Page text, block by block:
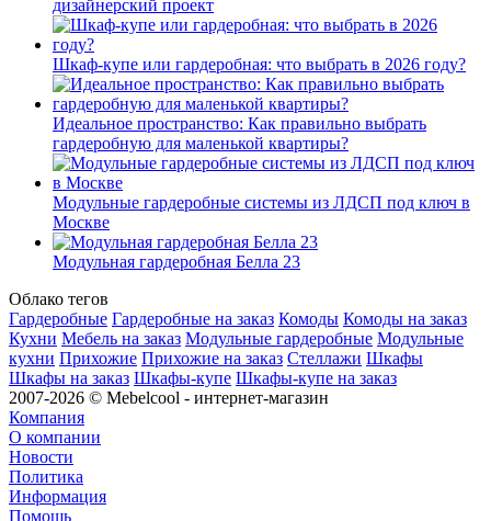
дизайнерский проект
Шкаф-купе или гардеробная: что выбрать в 2026 году?
Идеальное пространство: Как правильно выбрать
гардеробную для маленькой квартиры?
Модульные гардеробные системы из ЛДСП под ключ в
Москве
Модульная гардеробная Белла 23
Облако тегов
Гардеробные Гардеробные на заказ Комоды Комоды на заказ
Кухни Мебель на заказ Модульные гардеробные Модульные
кухни Прихожие Прихожие на заказ Стеллажи Шкафы
Шкафы на заказ Шкафы-купе Шкафы-купе на заказ
2007-2026 © Mebelcool - интернет-магазин
Компания
О компании
Новости
Политика
Информация
Помощь